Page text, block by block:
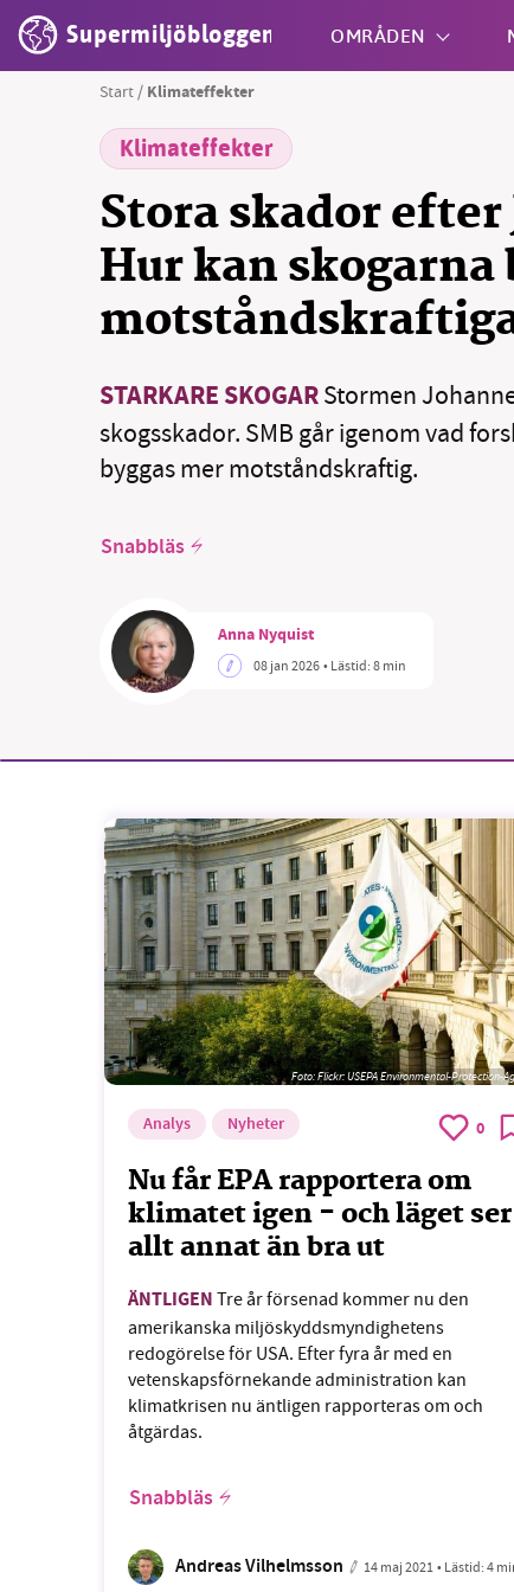
Supermiljöbloggen OMRÅDEN
Shift + S
Start / Klimateffekter
Klimateffekter
Stora skador efter
Hur kan
STARKARE SKOGARStormen
skogsskador. SMB går igenom vad
byggas mer motståndskraftig.
Snabbläs
Anna Nyquist
08 jan 2026• Lästid:8 min
Foto:Flickr: USEPA Environmental-Protection-
Analys Nyheter 0
Nu får EPA rapportera om
klimatet igen - och läget ser
allt annat än bra ut
ÄNTLIGEN Tre år försenad kommer nu den
amerikanska miljöskyddsmyndighetens
redogörelse för USA. Efter fyra år med en
vetenskapsförnekande administration kan
klimatkrisen nu äntligen rapporteras om och
åtgärdas.
Snabbläs
Andreas Vilhelmsson 14 maj 2021• Lästid:4